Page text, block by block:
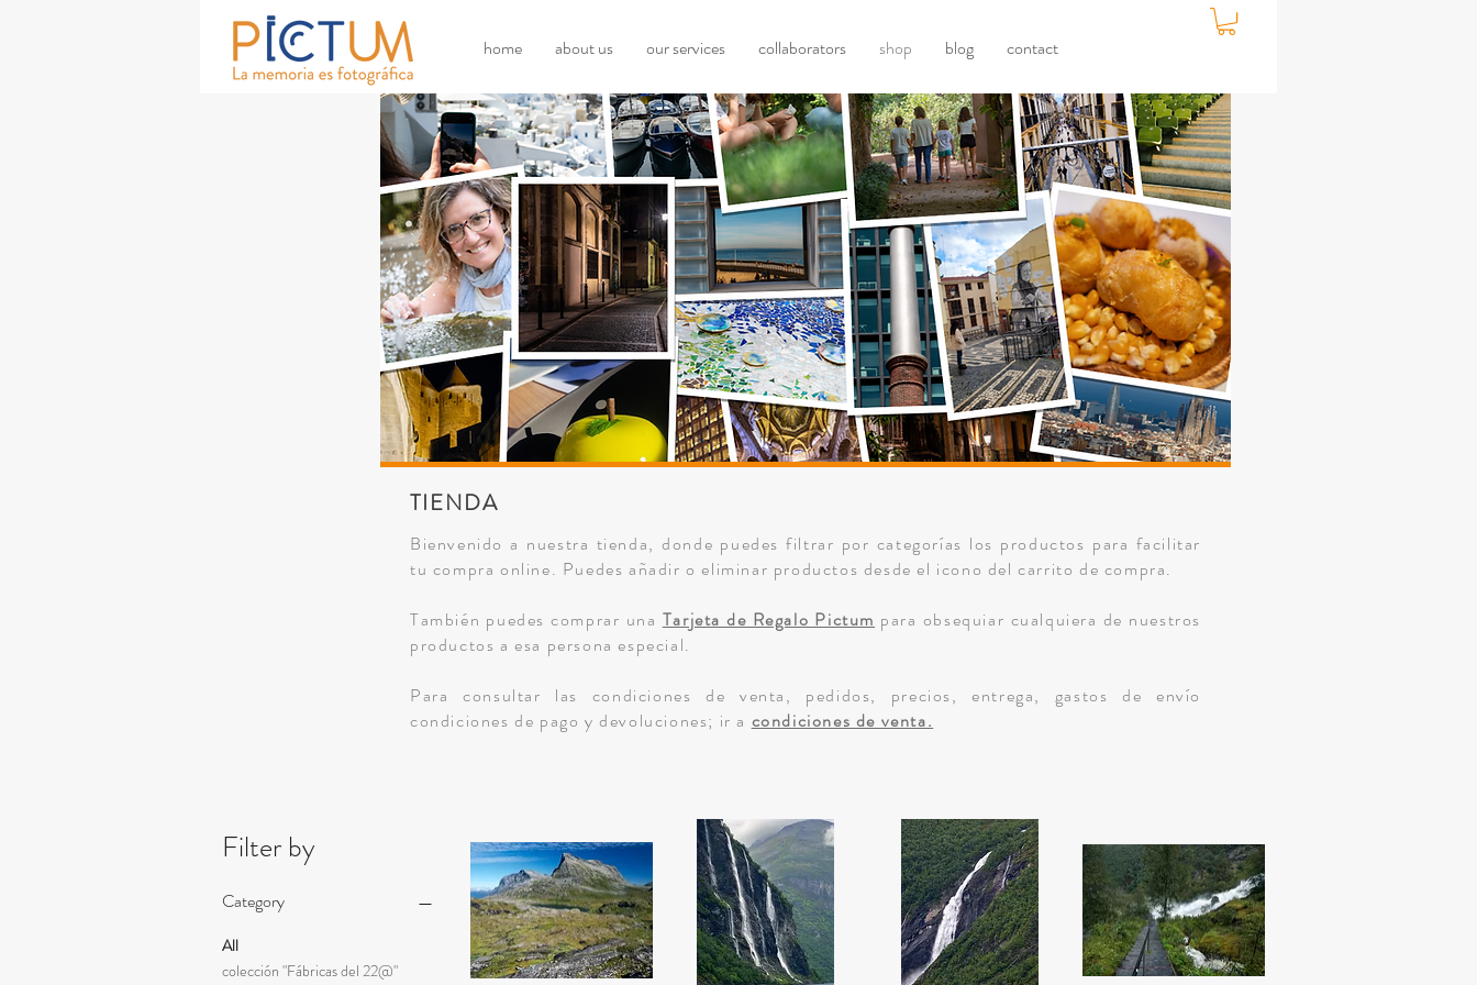
home about us our services collaborators shop blog contact
TIENDA
Bienvenido a nuestra tienda, donde puedes filtrar por categorías los productos para facilitar
tu compra online. Puedes añadir o eliminar productos desde el icono del carrito de compra.
También puedes comprar una Tarjeta de Regalo Pictum para obsequiar cualquiera de nuestros
productos a esa persona especial.
Para consultar las condiciones de venta, pedidos, precios, entrega, gastos de envío
condiciones de pago y devoluciones; ir a condiciones de venta.
Filter by
Category
All
colección "Fábricas del 22@"